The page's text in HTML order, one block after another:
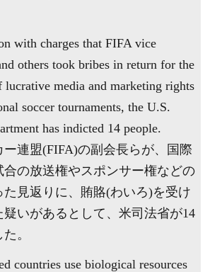
with charges that FIFA vice
others took bribes in return for the
lucrative media and marketing rights
soccer tournaments, the U.S.
has indicted 14 people.
ー連盟(FIFA)の副会長らが、国際
合の放送権やスポンサー権などの
た見返りに、賄賂(わいろ)を受け
疑いがあるとして、米司法省が14
。
countries use biological resources